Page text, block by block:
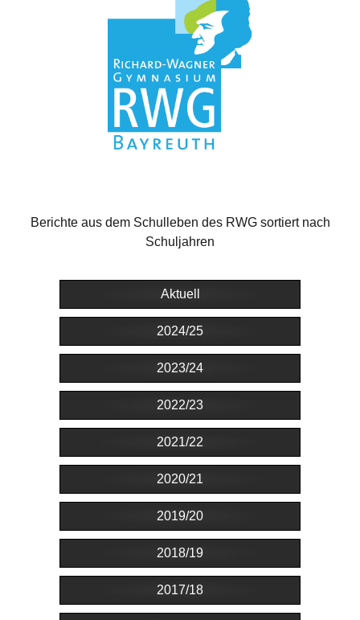
Berichte aus dem Schulleben des RWG sortiert nach
Schuljahren
Aktuell
2024/25
2023/24
2022/23
2021/22
2020/21
2019/20
2018/19
2017/18